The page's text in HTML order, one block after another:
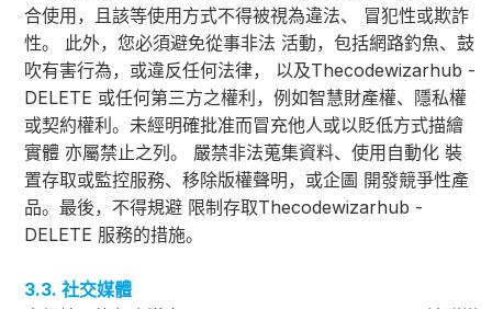
合使用，且該等使用方式不得被視為違法、 冒犯性或欺詐
性。 此外，您必須避免從事非法 活動，包括網路釣魚、鼓
吹有害行為，或違反任何法律， 以及Thecodewizarhub -
DELETE 或任何第三方之權利，例如智慧財產權、隱私權
或契約權利。未經明確批准而冒充他人或以貶低方式描繪
實體 亦屬禁止之列。 嚴禁非法蒐集資料、使用自動化 裝
置存取或監控服務、移除版權聲明，或企圖 開發競爭性產
品。最後，不得規避 限制存取Thecodewizarhub -
DELETE 服務的措施。
3.3. 社交媒體